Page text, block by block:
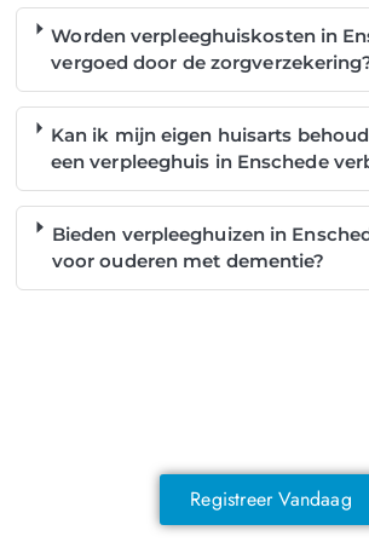
Worden verpleeghuiskosten in
vergoed door de
Kan ik mijn eigen huisarts
een verpleeghuis in Enschede
Bieden verpleeghuizen in
voor ouderen met dementie?
Registreer Vandaag